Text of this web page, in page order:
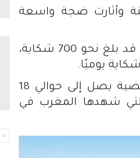
وأثارت ضجة واسعة
وتفيد آخر المعطيات، بأن عدد الشكايات المسجلة ضد هذه المجموعة قد بلغ نحو 700 شكاية،
وتشير المعطيات إلى أن المبلغ الإجمالي الذي يتضمنه ملف هذه القضية يصل إلى حوالي 18
شهدها المغرب في